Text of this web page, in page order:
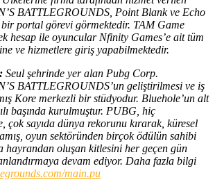
BATTLEGROUNDS , Point Blank ve Echo
portal görevi görmektedir. TAM Game
hesap ile oyuncular Nfinity Games’e ait tüm
ve hizmetlere giriş yapabilmektedir.
Seul şehrinde yer alan Pubg Corp.
BATTLEGROUNDS’un geliştirilmesi ve iş
Kore merkezli bir stüdyodur. Bluehole’un alt
başında kurulmuştur. PUBG, hiç
çok sayıda dünya rekorunu kırarak, küresel
oyun sektöründen birçok ödülün sahibi
hayrandan oluşan kitlesini her geçen gün
devam ediyor. Daha fazla bilgi
main.pu